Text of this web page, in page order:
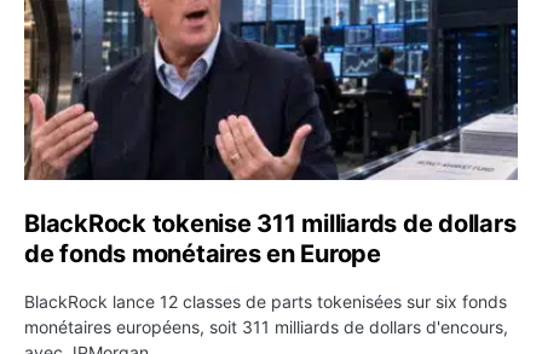
BlackRock tokenise 311 milliards de dollars
de fonds monétaires en Europe
BlackRock lance 12 classes de parts tokenisées sur six fonds
monétaires européens, soit 311 milliards de dollars d'encours,